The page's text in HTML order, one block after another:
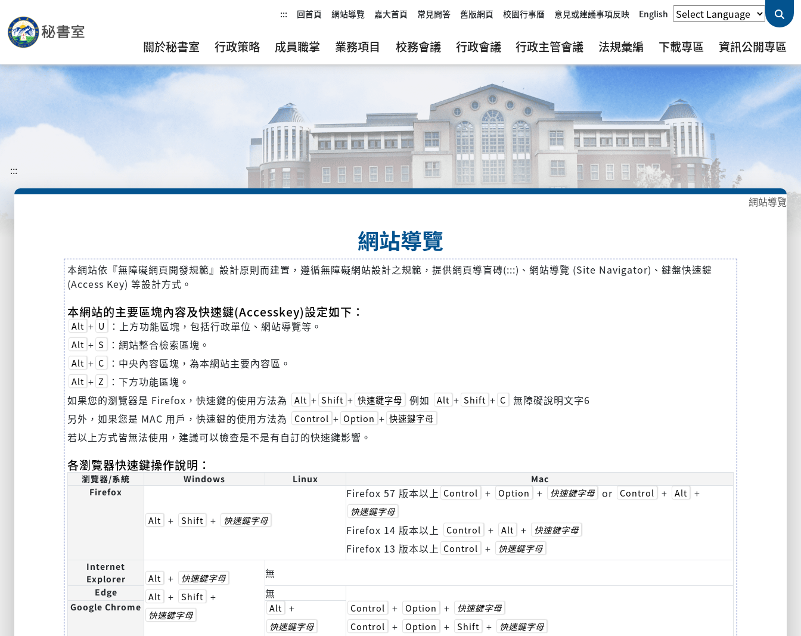
::: 回首頁 網站導覽 嘉大首頁 常見問答 舊版網頁 校園行事曆 意見或建議事項反映 English
關於秘書室 行政策略 成員職掌 業務項目 校務會議 行政會議 行政主管會議 法規彙編 下載專區 資訊公開專區
:::
網站導覽
網站導覽
本網站依『無障礙網頁開發規範』設計原則而建置，遵循無障礙網站設計之規範，提供網頁導盲磚(:::)、網站導覽 (Site Navigator)、鍵盤快速鍵
(Access Key) 等設計方式。
本網站的主要區塊內容及快速鍵(Accesskey)設定如下：
Alt + U ：上方功能區塊，包括行政單位、網站導覽等。
Alt + S ：網站整合檢索區塊。
Alt + C ：中央內容區塊，為本網站主要內容區。
Alt + Z
：下方功能區塊。
如果您的瀏覽器是 Firefox，快速鍵的使用方法為
Alt + Shift + 快速鍵字母 例如 Alt + Shift + C
無障礙說明文字6
另外，如果您是 MAC 用戶，快速鍵的使用方法為
Control + Option + 快速鍵字母
若以上方式皆無法使用，建議可以檢查是不是有自訂的快速鍵影響。
各瀏覽器快速鍵操作說明：
瀏覽器/系統 Windows Linux
Mac
Firefox
Alt + Shift + 快速鍵字母
Firefox 57 版本以上 Control + Option + 快速鍵字母 or Control + Alt +
快速鍵字母
Firefox 14 版本以上 Control + Alt + 快速鍵字母
Firefox 13 版本以上 Control + 快速鍵字母
Internet
Explorer
Alt +
快速鍵字母
Alt
+ Shift +
快速鍵字母
無
Edge 無
Control + Option +
快速鍵字母
Control
+ Option + Shift + 快速鍵字母
Google Chrome Alt +
快速鍵字母